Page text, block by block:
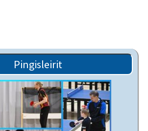
Pingisleirit